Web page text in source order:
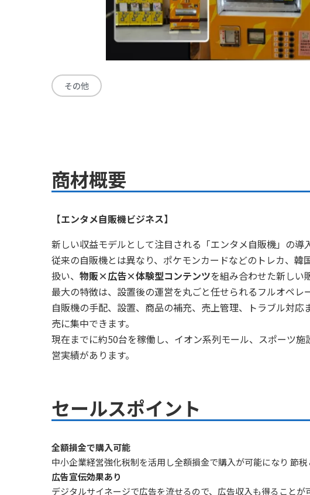
その他
商材概要
【エンタメ自販機ビジネス】
新しい収益モデルとして注目される「エンタメ自販機」の導
従来の自販機とは異なり、ポケモンカードなどのトレカ、韓
扱い、 物販×広告×体験型コンテンツを組み合わせた新しい
最大の特徴は、設置後の運営を丸ごと任せられるフルオペレ
自販機の手配、設置、商品の補充、売上管理、トラブル対
売に集中できます。
現在までに約50台を稼働し、イオン系列モール、スポーツ
営実績があります。
セールスポイント
全額損金で購入可能
中小企業経営強化税制を活用し全額損金で購入が可能になり 節税
広告宣伝効果あり
デジタルサイネージで広告を流せるので、広告収入も得ることが